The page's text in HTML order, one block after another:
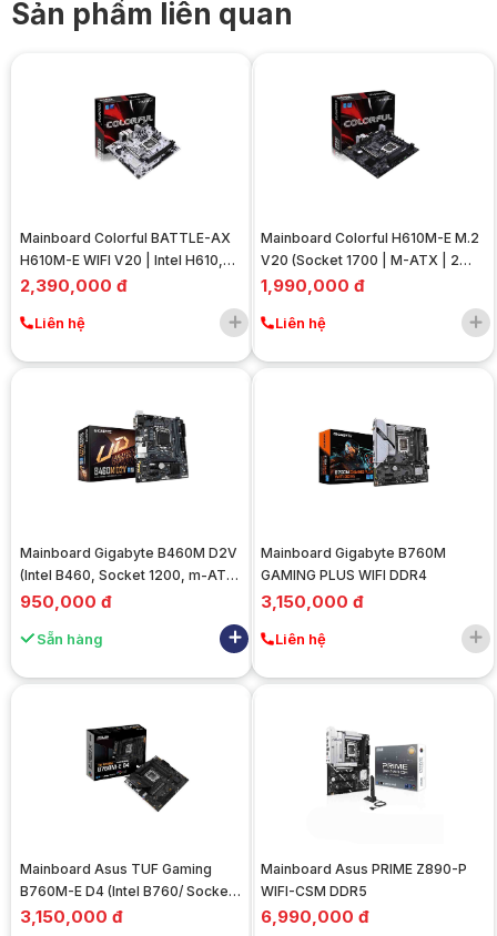
Sản phẩm liên quan
Mainboard Colorful BATTLE-AX
H610M-E WIFI V20 | Intel H610,
Socket 1700, M-ATX, 2 khe DDR4
2,390,000 đ
Liên hệ
Mainboard Colorful H610M-E M.2
V20 (Socket 1700 | M-ATX | 2
Khe RAM DDR4)
1,990,000 đ
Liên hệ
Mainboard Gigabyte B460M D2V
(Intel B460, Socket 1200, m-ATX,
2 khe RAM DDR4) - Cũ đẹp
950,000 đ
Sẵn hàng
Mainboard Gigabyte B760M
GAMING PLUS WIFI DDR4
3,150,000 đ
Liên hệ
Mainboard Asus TUF Gaming
B760M-E D4 (Intel B760/ Socket
1700/ M-ATX/ 4 khe ram/ DDR4/
3,150,000 đ
Mainboard Asus PRIME Z890-P
WIFI-CSM DDR5
6,990,000 đ